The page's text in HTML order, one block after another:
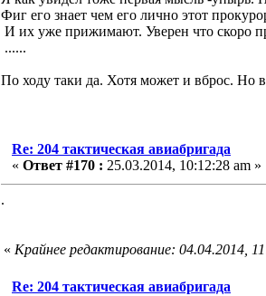
Фиг его знает чем его лично этот
И их уже прижимают. Уверен что скоро
......
По ходу таки да. Хотя может и вброс. Но
Re: 204 тактическая авиабригада
« Ответ #170 : 25.03.2014, 10:12:28 am »
.
« Крайнее редактирование: 04.04.2014,
Re: 204 тактическая авиабригада